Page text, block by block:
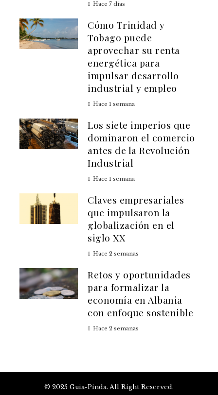
Hace 7 días
Cómo Trinidad y
Tobago puede
aprovechar su renta
energética para
impulsar desarrollo
industrial y empleo
Hace 1 semana
Los siete imperios que
dominaron el comercio
antes de la Revolución
Industrial
Hace 1 semana
Claves empresariales
que impulsaron la
globalización en el
siglo XX
Hace 2 semanas
Retos y oportunidades
para formalizar la
economía en Albania
con enfoque sostenible
Hace 2 semanas
© 2025 Guia-Pinda. All Right Reserved.